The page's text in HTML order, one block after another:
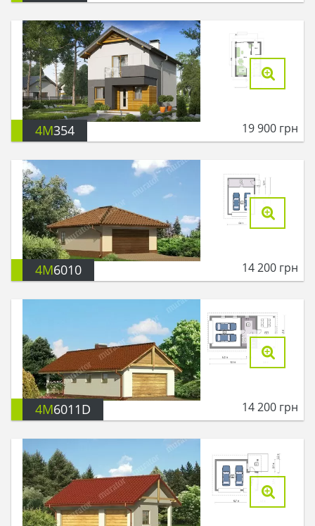
4M354 19 900 грн
4M6010 14 200 грн
4M6011D 14 200 грн